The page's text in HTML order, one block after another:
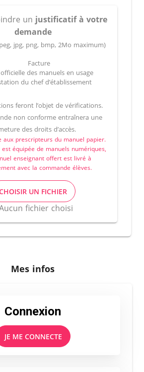
un justificatif à votre
demande
jpg, png, bmp, 2Mo maximum)
Facture
des manuels en usage
du chef d’établissement
feront l’objet de vérifications.
non conforme entraînera une
des droits d’accès.
aux prescripteurs du manuel papier.
équipée de manuels numériques,
enseignant offert est livré à
avec la commande élèves.
UN FICHIER
fichier choisi
Mes infos
Connexion
JE ME CONNECTE